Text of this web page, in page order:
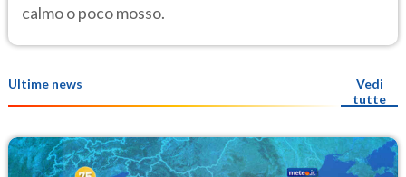
calmo o poco mosso.
Ultime news
Vedi
tutte